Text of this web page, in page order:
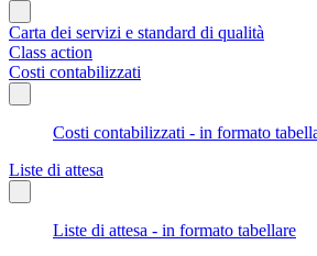
Carta dei servizi e standard di qualità
Class action
Costi contabilizzati
Costi contabilizzati - in formato
Liste di attesa
Liste di attesa - in formato tabellare